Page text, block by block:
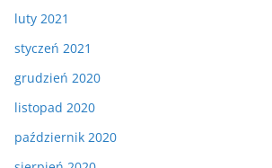
luty 2021
styczeń 2021
grudzień 2020
listopad 2020
październik 2020